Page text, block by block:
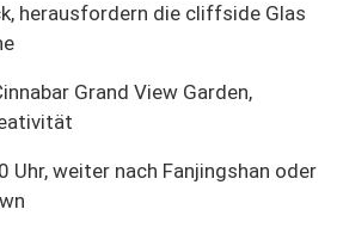
herausfordern die cliffside Glas
Grand View Garden,
Uhr, weiter nach Fanjingshan oder